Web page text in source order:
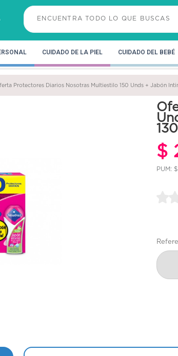
CUIDADO DE LA PIEL CUIDADO DEL BEBÉ
Protectores Diarios Nosotras Multiestilo 150 Unds + Jabón
$
PUM: